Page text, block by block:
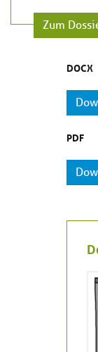
Zum
DOCX
PDF